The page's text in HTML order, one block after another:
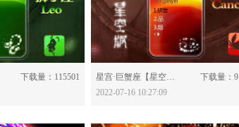
下载量：115501
分享：
星宫·巨蟹座【星空版】-628433
下载量：
2022-07-16 10:27:09